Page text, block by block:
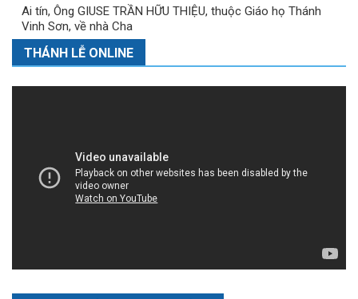
Ai tín, Ông GIUSE TRẦN HỮU THIỆU, thuộc Giáo họ Thánh
Vinh Sơn, về nhà Cha
THÁNH LỄ ONLINE